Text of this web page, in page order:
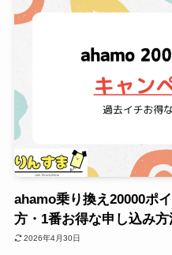
ahamo乗り換え20000ポ
方・1番お得な申し込み
2026年4月30日